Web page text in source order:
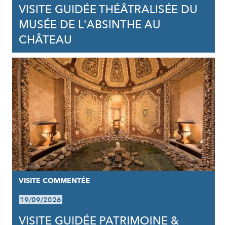
VISITE GUIDÉE THÉÂTRALISÉE DU
MUSÉE DE L'ABSINTHE AU
CHÂTEAU
VISITE COMMENTÉE
19/09/2026
VISITE GUIDÉE PATRIMOINE &